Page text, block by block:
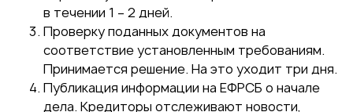
в течении 1 – 2 дней.
Проверку поданных документов на
соответствие установленным требованиям.
Принимается решение. На это уходит три дня.
Публикация информации на ЕФРСБ о начале
дела. Кредиторы отслеживают новости,